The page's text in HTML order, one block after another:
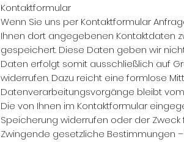
Kontaktformular
Wenn Sie uns per Kontaktformular
Ihnen dort angegebenen Kontaktdaten
gespeichert. Diese Daten geben wir
Daten erfolgt somit ausschließlich auf
widerrufen. Dazu reicht eine formlose
Datenverarbeitungsvorgänge bleibt
Die von Ihnen im Kontaktformular
Speicherung widerrufen oder der
Zwingende gesetzliche Bestimmungen